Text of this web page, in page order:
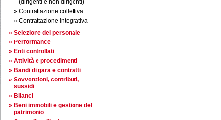
(dirigenti e non dirigenti)
Contrattazione collettiva
Contrattazione integrativa
Selezione del personale
Performance
Enti controllati
Attività e procedimenti
Bandi di gara e contratti
Sovvenzioni, contributi,
sussidi
Bilanci
Beni immobili e gestione del
patrimonio